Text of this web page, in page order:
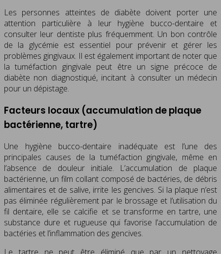
Les personnes atteintes de diabète doivent porter une
attention particulière à leur hygiène bucco-dentaire et
consulter leur dentiste plus fréquemment. Un bon contrôle
de la glycémie est essentiel pour prévenir et gérer les
problèmes gingivaux. Il est également important de noter que
la tuméfaction gingivale peut être un signe précoce de
diabète non diagnostiqué, incitant à consulter un médecin
pour un dépistage.
Facteurs locaux (accumulation de plaque
bactérienne, tartre)
Une hygiène bucco-dentaire inadéquate est l’une des
principales causes de la tuméfaction gingivale, même en
l’absence de douleur initiale. L’accumulation de plaque
bactérienne, un film collant composé de bactéries, de débris
alimentaires et de salive, irrite les gencives. Si la plaque n’est
pas éliminée régulièrement par le brossage et l’utilisation du
fil dentaire, elle se calcifie et se transforme en tartre, une
substance dure et rugueuse qui favorise l’accumulation de
bactéries et l’inflammation des gencives.